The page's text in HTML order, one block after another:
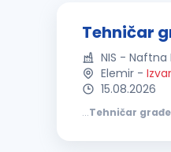
Tehničar
NIS - Naftna
Elemir -
15.08.2026
...Tehničar